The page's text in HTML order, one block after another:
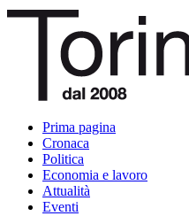
Prima pagina
Cronaca
Politica
Economia e lavoro
Attualità
Eventi